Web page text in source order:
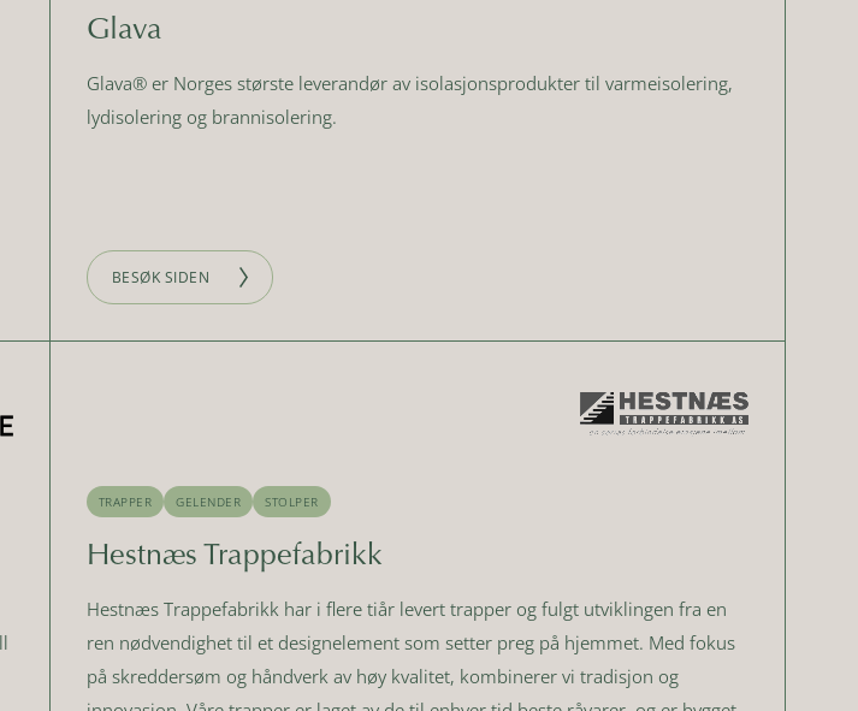
Glava
Glava® er Norges største leverandør av isolasjonsprodukter til varmeisolering,
lydisolering og brannisolering.
BESØK SIDEN
TRAPPER GELENDER STOLPER
Hestnæs Trappefabrikk
Hestnæs Trappefabrikk har i flere tiår levert trapper og fulgt utviklingen fra en
ren nødvendighet til et designelement som setter preg på hjemmet. Med fokus
på skreddersøm og håndverk av høy kvalitet, kombinerer vi tradisjon og